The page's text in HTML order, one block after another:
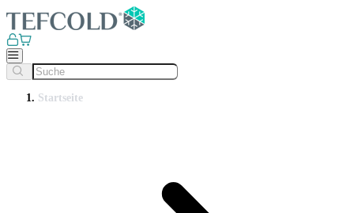
Startseite